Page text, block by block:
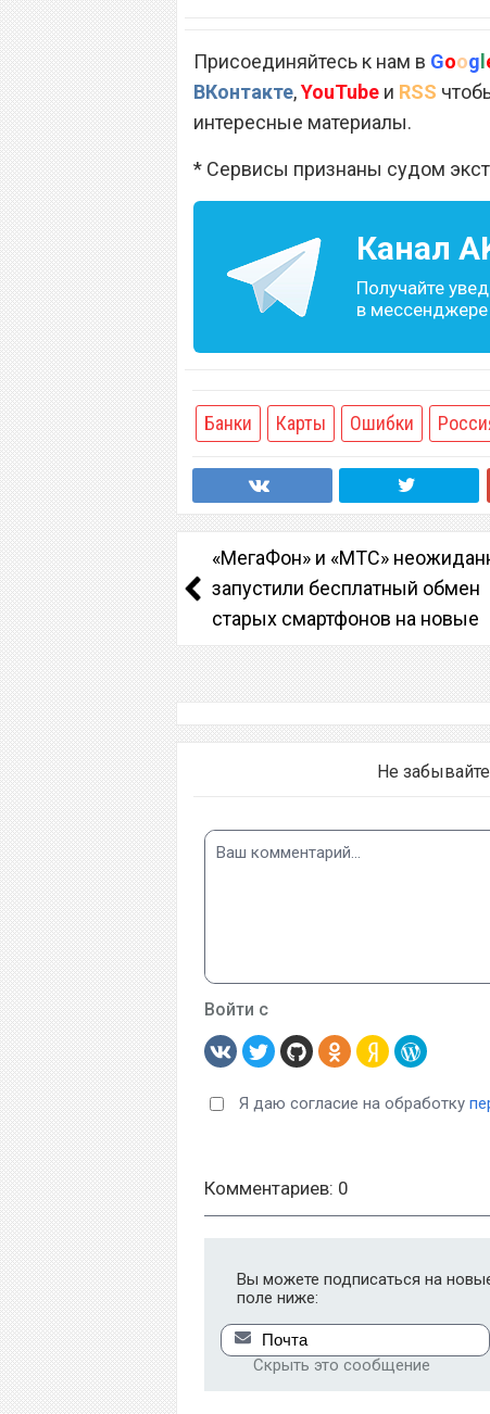
Присоединяйтесь к нам в Googl
ВКонтакте,YouTube и RSS
интересные материалы.
* Сервисы признаны судом
Канал
Получайте
в мессенджере
Банки Карты Ошибки
«МегаФон» и «МТС»
запустили бесплатный обмен
старых смартфонов на новые
Не
Войти с
Я даю согласие на обработку
Комментариев: 0
Вы можете подписаться на
поле ниже:
Скрыть это сообщение